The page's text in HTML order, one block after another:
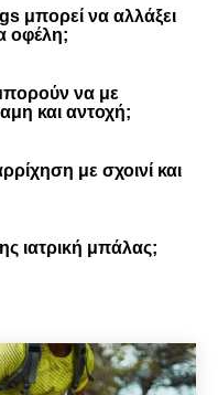
μπορεί να αλλάξει
οφέλη;
να με
και αντοχή;
με σχοινί και
ιατρική μπάλας;